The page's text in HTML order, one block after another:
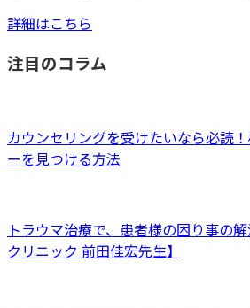
詳細はこちら
注目のコラム
カウンセリングを受けたいなら必読
ーを見つける方法
トラウマ治療で、患者様の困り事の
クリニック 前田佳宏先生】